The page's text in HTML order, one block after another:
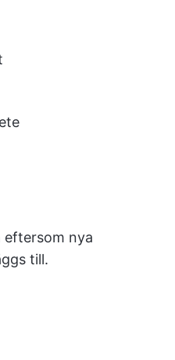
eftersom nya
till.